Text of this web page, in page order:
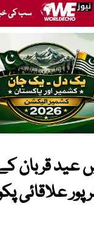
سب کی
عید قربان
علاقائی